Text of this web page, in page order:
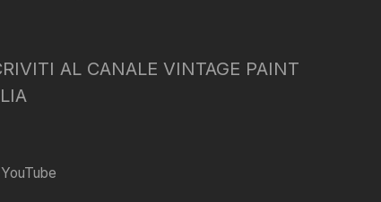
AL CANALE VINTAGE PAINT
YouTube